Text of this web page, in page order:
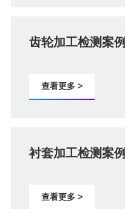
齿轮加工检测案例
查看更多 >
衬套加工检测案例
查看更多 >